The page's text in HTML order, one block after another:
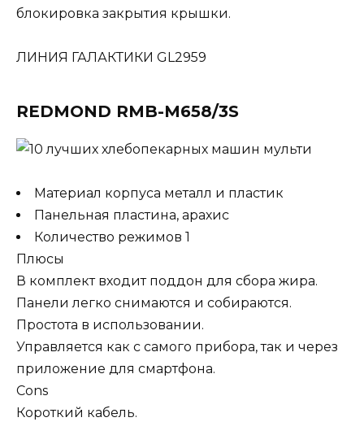
блокировка закрытия крышки.
ЛИНИЯ ГАЛАКТИКИ GL2959
REDMOND RMB-M658/3S
Материал корпуса металл и пластик
Панельная пластина, арахис
Количество режимов 1
Плюсы
В комплект входит поддон для сбора жира.
Панели легко снимаются и собираются.
Простота в использовании.
Управляется как с самого прибора, так и через
приложение для смартфона.
Cons
Короткий кабель.